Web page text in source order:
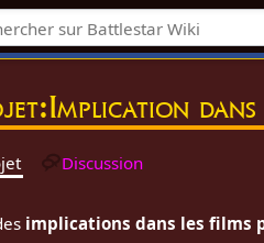
:Implication
Discussion
implications dans les films